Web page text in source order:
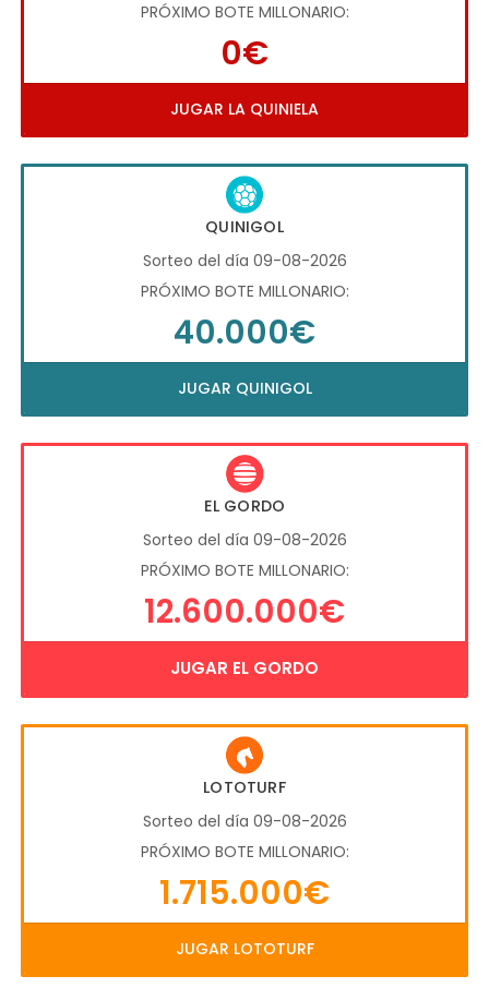
PRÓXIMO BOTE MILLONARIO:
0€
JUGAR LA QUINIELA
QUINIGOL
Sorteo del día 09-08-2026
PRÓXIMO BOTE MILLONARIO:
40.000€
JUGAR QUINIGOL
EL GORDO
Sorteo del día 09-08-2026
PRÓXIMO BOTE MILLONARIO:
12.600.000€
JUGAR EL GORDO
LOTOTURF
Sorteo del día 09-08-2026
PRÓXIMO BOTE MILLONARIO:
1.715.000€
JUGAR LOTOTURF